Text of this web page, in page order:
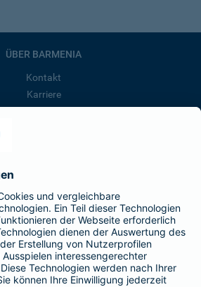
ÜBER BARMENIA
Kontakt
Karriere
Teil der BarmeniaGothaer
BELIEBTE SEITEN
Zusatzversicherung
Tierversicherungen